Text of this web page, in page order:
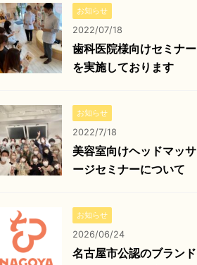
お知らせ
2022/07/18
歯科医院様向けセミナー
を実施しております
お知らせ
2022/7/18
美容室向けヘッドマッサ
ージセミナーについて
お知らせ
2026/06/24
名古屋市公認のブランド